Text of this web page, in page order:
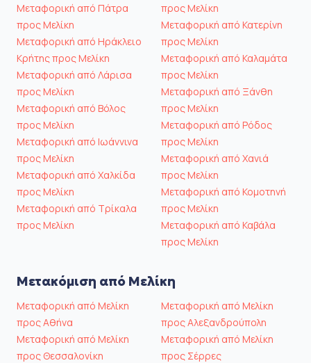
Μεταφορική από Πάτρα
προς Μελίκη
Μεταφορική από Ηράκλειο
Κρήτης προς Μελίκη
Μεταφορική από Λάρισα
προς Μελίκη
Μεταφορική από Βόλος
προς Μελίκη
Μεταφορική από Ιωάννινα
προς Μελίκη
Μεταφορική από Χαλκίδα
προς Μελίκη
Μεταφορική από Τρίκαλα
προς Μελίκη
προς Μελίκη
Μεταφορική από Κατερίνη
προς Μελίκη
Μεταφορική από Καλαμάτα
προς Μελίκη
Μεταφορική από Ξάνθη
προς Μελίκη
Μεταφορική από Ρόδος
προς Μελίκη
Μεταφορική από Χανιά
προς Μελίκη
Μεταφορική από Κομοτηνή
προς Μελίκη
Μεταφορική από Καβάλα
προς Μελίκη
Μετακόμιση από Μελίκη
Μεταφορική από Μελίκη
προς Αθήνα
Μεταφορική από Μελίκη
προς Θεσσαλονίκη
Μεταφορική από Μελίκη
προς Αλεξανδρούπολη
Μεταφορική από Μελίκη
προς Σέρρες